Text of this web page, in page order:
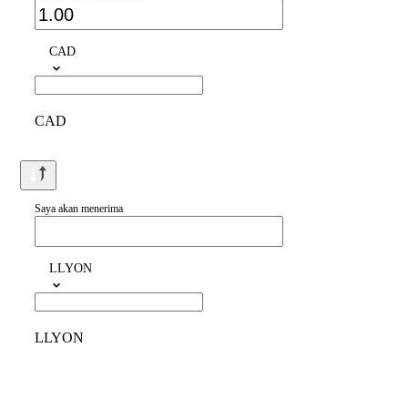
CAD
CAD
Saya akan menerima
LLYON
LLYON